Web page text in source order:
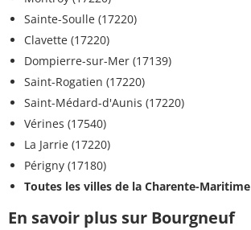
Sainte-Soulle (17220)
Clavette (17220)
Dompierre-sur-Mer (17139)
Saint-Rogatien (17220)
Saint-Médard-d'Aunis (17220)
Vérines (17540)
La Jarrie (17220)
Périgny (17180)
Toutes les villes de la Charente-Maritime
En savoir plus sur Bourgneuf